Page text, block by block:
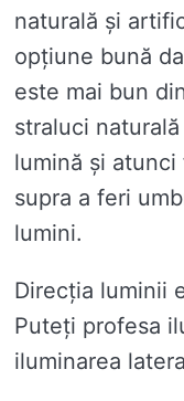
naturală și
opțiune bună
este mai bun
straluci
lumină și
supra a feri
lumini.
Direcția luminii
Puteți profesa
iluminarea